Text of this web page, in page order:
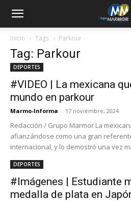
Inicio Tags Parkour
Tag: Parkour
DEPORTES
#VIDEO | La mexicana
mundo en parkour
Marmo-Informa - 17 noviembre, 2024
Redacción / Grupo Marmor La
afianzándose como una gran
internacional, y lo demostró una vez
DEPORTES
#Imágenes | Estudiante
medalla de plata en